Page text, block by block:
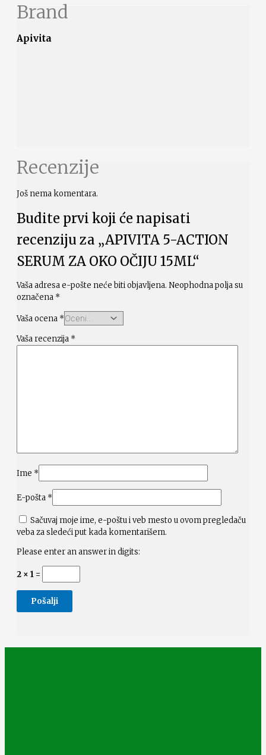
Brand
Apivita
Recenzije
Još nema komentara.
Budite prvi koji će napisati
recenziju za „APIVITA 5-ACTION
SERUM ZA OKO OČIJU 15ML“
Vaša adresa e-pošte neće biti objavljena. Neophodna polja su
označena *
Vaša ocena *
Vaša recenzija *
Ime *
E-pošta *
Sačuvaj moje ime, e-poštu i veb mesto u ovom pregledaču
veba za sledeći put kada komentarišem.
Please enter an answer in digits:
2 × 1 =